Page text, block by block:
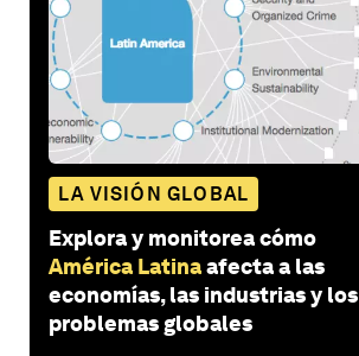
LA VISIÓN GLOBAL
Explora y monitorea cómo
América Latinaafecta a las
economías, las industrias y los
problemas globales